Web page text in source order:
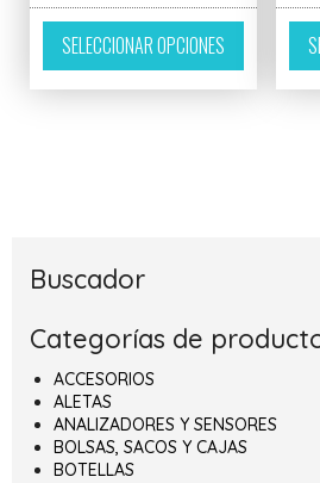
SELECCIONAR OPCIONES
Este
Buscador
Categorías de
ACCESORIOS
ALETAS
ANALIZADORES Y SENSORES
BOLSAS, SACOS Y CAJAS
BOTELLAS